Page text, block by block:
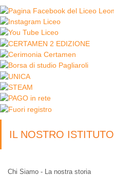
IL NOSTRO ISTITUTO
Chi Siamo - La nostra storia